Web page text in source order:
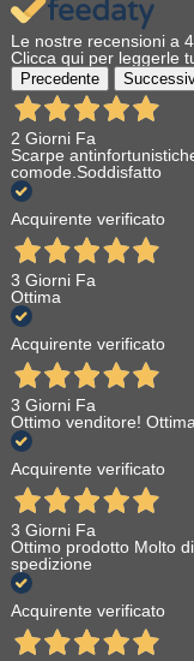
Le nostre recensioni a
Clicca qui per leggerle
Precedente
2 Giorni Fa
Scarpe
comode.Soddisfatto
Acquirente verificato
3 Giorni Fa
Ottima
Acquirente verificato
3 Giorni Fa
Ottimo venditore!
Acquirente verificato
3 Giorni Fa
Ottimo prodotto Molto
spedizione
Acquirente verificato